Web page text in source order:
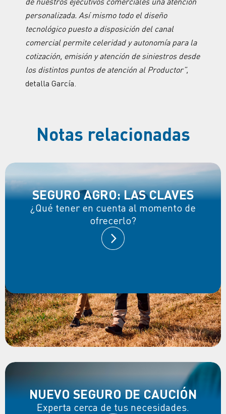
personalizada. Así mismo todo el diseño
tecnológico puesto a disposición del canal
comercial permite celeridad y autonomía para la
cotización, emisión y atención de siniestros desde
los distintos puntos de atención al Productor”,
detalla García.
Notas relacionadas
SEGURO AGRO: LAS CLAVES
¿Qué tener en cuenta al momento de
ofrecerlo?
NUEVO SEGURO DE CAUCIÓN
Experta cerca de tus necesidades.